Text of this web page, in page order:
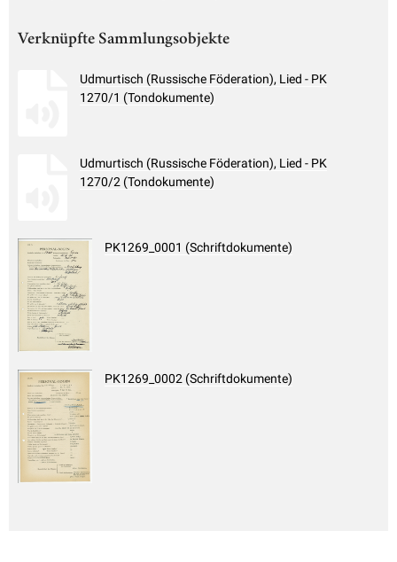
Verknüpfte Sammlungsobjekte
Udmurtisch (Russische Föderation), Lied - PK
1270/1 (Tondokumente)
Udmurtisch (Russische Föderation), Lied - PK
1270/2 (Tondokumente)
PK1269_0001 (Schriftdokumente)
PK1269_0002 (Schriftdokumente)